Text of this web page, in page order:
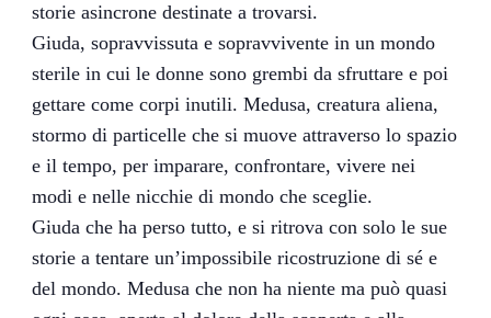
storie asincrone destinate a trovarsi.
Giuda, sopravvissuta e sopravvivente in un mondo
sterile in cui le donne sono grembi da sfruttare e poi
gettare come corpi inutili. Medusa, creatura aliena,
stormo di particelle che si muove attraverso lo spazio
e il tempo, per imparare, confrontare, vivere nei
modi e nelle nicchie di mondo che sceglie.
Giuda che ha perso tutto, e si ritrova con solo le sue
storie a tentare un’impossibile ricostruzione di sé e
del mondo. Medusa che non ha niente ma può quasi